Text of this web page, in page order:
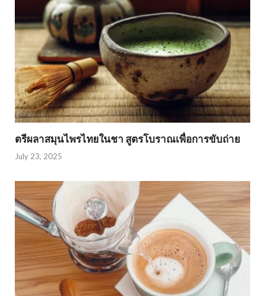
ตรีผลาสมุนไพรไทยในชา สูตรโบราณเพื่อการขับถ่าย
July 23, 2025